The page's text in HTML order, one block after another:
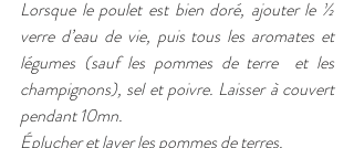
Lorsque le poulet est bien doré, ajouter le ½
verre d’eau de vie, puis tous les aromates et
légumes (sauf les pommes de terre  et les
champignons), sel et poivre. Laisser à couvert
pendant 10mn.
Éplucher et laver les pommes de terres.